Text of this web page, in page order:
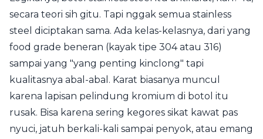
secara teori sih gitu. Tapi nggak semua stainless
steel diciptakan sama. Ada kelas-kelasnya, dari yang
food grade beneran (kayak tipe 304 atau 316)
sampai yang "yang penting kinclong" tapi
kualitasnya abal-abal. Karat biasanya muncul
karena lapisan pelindung kromium di botol itu
rusak. Bisa karena sering kegores sikat kawat pas
nyuci, jatuh berkali-kali sampai penyok, atau emang